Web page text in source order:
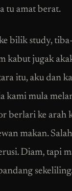
tu amat berat.
bilik study,
kabut jugak
itu, aku dan
kami mula
berlari ke arah
makan.
Diam, tapi